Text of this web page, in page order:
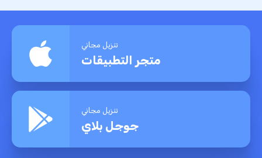
تنزيل مجاني
متجر التطبيقات
تنزيل مجاني
جوجل بلاي